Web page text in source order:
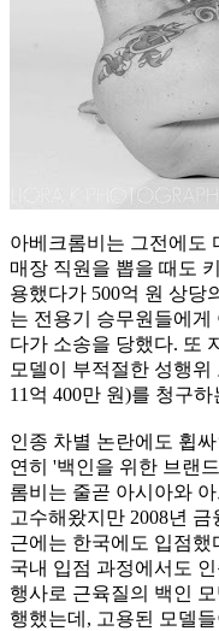
아베크롬비는 그전에도
매장 직원을 뽑을 때도
용했다가 500억 원 상당
는 전용기 승무원들에
다가 소송을 당했다. 또
모델이 부적절한 성행위
11억 400만 원)를 청구
인종 차별 논란에도 휩
연히 '백인을 위한 브랜
롬비는 줄곧 아시아와
고수해왔지만 2008년
근에는 한국에도 입점했
국내 입점 과정에서도
행사로 근육질의 백인
행했는데, 고용된 모델